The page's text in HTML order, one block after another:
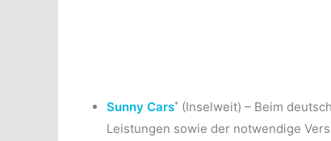
Sunny Cars* (Inselweit) – Beim
Leistungen sowie der notwendige